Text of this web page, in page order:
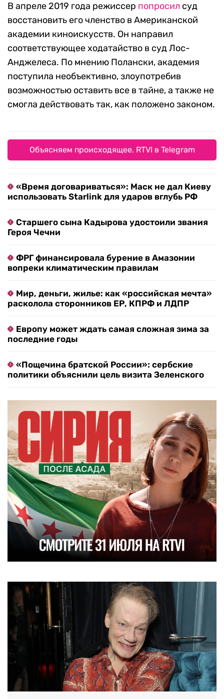
В апреле 2019 года режиссер попросил суд
восстановить его членство в Американской
академии киноискусств. Он направил
соответствующее ходатайство в суд Лос-
Анджелеса. По мнению Полански, академия
поступила необъективно, злоупотребив
возможностью оставить все в тайне, а также не
смогла действовать так, как положено законом.
Объясняем происходящее. RTVI в Telegram
«Время договариваться»: Маск не дал Киеву
использовать Starlink для ударов вглубь РФ
Старшего сына Кадырова удостоили звания
Героя Чечни
ФРГ финансировала бурение в Амазонии
вопреки климатическим правилам
Мир, деньги, жилье: как «российская мечта»
расколола сторонников ЕР, КПРФ и ЛДПР
Европу может ждать самая сложная зима за
последние годы
«Пощечина братской России»: сербские
политики объяснили цель визита Зеленского